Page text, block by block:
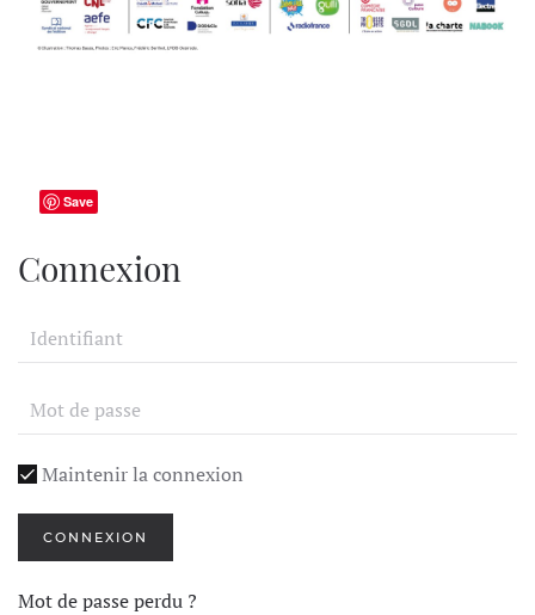
Save
Connexion
Maintenir la connexion
CONNEXION
Mot de passe perdu ?